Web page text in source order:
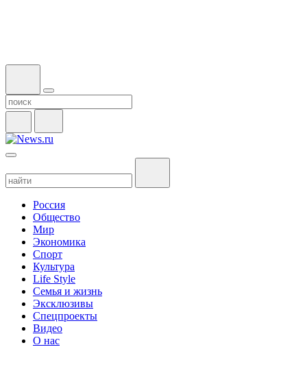
Россия
Общество
Мир
Экономика
Спорт
Культура
Life Style
Семья и жизнь
Эксклюзивы
Спецпроекты
Видео
О нас